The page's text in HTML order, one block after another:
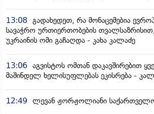
13:08 გადახედეთ, რა მონაცემებია
სავაჭრო ურთიერთობების
უკრაინის ომი გაჩაღდა - კახა კალაძე
13:06 აგვისტოს ომთან დაკავშირებით
მაშინდელ ხელისუფლებას ეკისრება -
12:49 ლევან ჟორჟოლიანი